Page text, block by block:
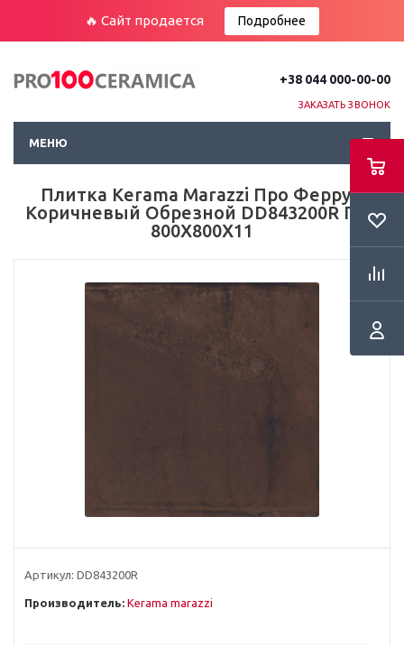
🔥 Сайт продается Подробнее
+38 044 000-00-00
ЗАКАЗАТЬ ЗВОНОК
МЕНЮ
Плитка Kerama Marazzi Про Феррум
Коричневый Обрезной DD843200R Пол
800Х800Х11
Артикул: DD843200R
Производитель: Kerama marazzi